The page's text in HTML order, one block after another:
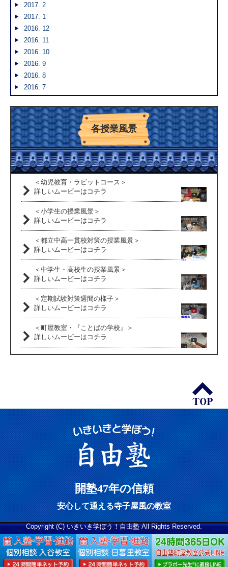
2017. 2
2017. 1
2016. 12
2016. 11
2016. 10
2016. 9
2016. 8
2016. 7
各授業風景
＜幼児教育・ラビットコース＞
詳しいムービーはコチラ
＜小学生の授業風景＞
詳しいムービーはコチラ
＜都立中高一貫校対策の授業風景＞
詳しいムービーはコチラ
＜中学生・高校生の授業風景＞
詳しいムービーはコチラ
＜定期試験対策週間の様子＞
詳しいムービーはコチラ
＜町屋教室・『ことばの学校』＞
詳しいムービーはコチラ
開塾47年の信頼
安心して通える寺子屋風の教室
Copyright (C) いきいき学ぼう！自由塾 All Rights Reserved.